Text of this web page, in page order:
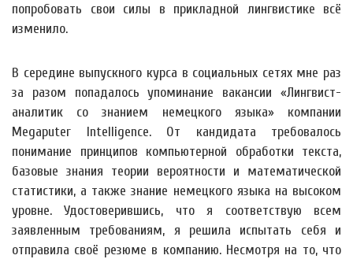
попробовать свои силы в прикладной лингвистике всё
изменило.
В середине выпускного курса в социальных сетях мне раз
за разом попадалось упоминание вакансии «Лингвист-
аналитик со знанием немецкого языка» компании
Megaputer Intelligence. От кандидата требовалось
понимание принципов компьютерной обработки текста,
базовые знания теории вероятности и математической
статистики, а также знание немецкого языка на высоком
уровне. Удостоверившись, что я соответствую всем
заявленным требованиям, я решила испытать себя и
отправила своё резюме в компанию. Несмотря на то, что